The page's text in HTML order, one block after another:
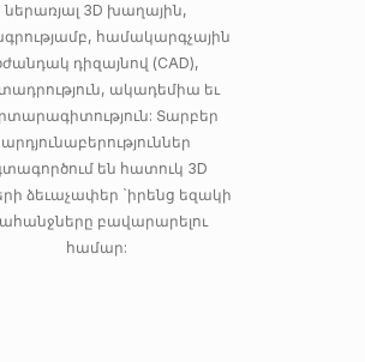
ներառյալ 3D խաղային,
համակարգչային
դիզայնով (CAD),
ակադեմիա եւ
Տարբեր
արդյունաբերություններ
են հատուկ 3D
ձեւաչափեր `իրենց եզակի
բավարարելու
համար: